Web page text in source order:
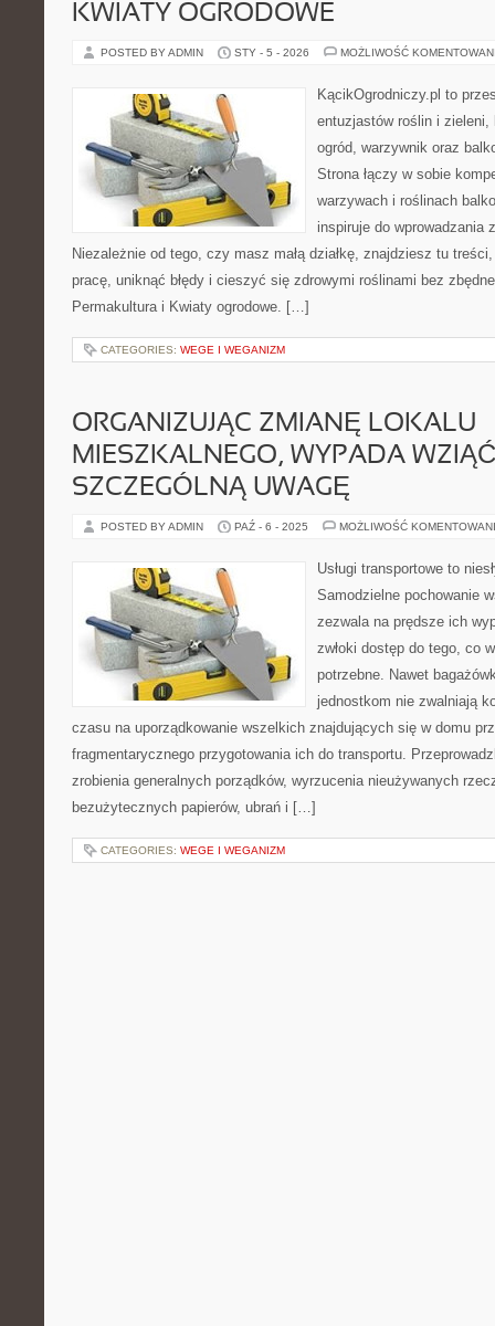
KWIATY OGRODOWE
POSTED BY ADMIN STY - 5 - 2026 MOŻLIWOŚĆ
KącikOgrodniczy.pl to
entuzjastów roślin i
ogród, warzywnik oraz
Strona łączy w sobie
warzywach i roślinach
inspiruje do wprowadzania
Niezależnie od tego, czy masz małą działkę, znajdziesz tu
pracę, uniknąć błędy i cieszyć się zdrowymi roślinami bez
Permakultura i Kwiaty ogrodowe. […]
CATEGORIES: WEGE I WEGANIZM
ORGANIZUJĄC ZMIANĘ LOKALU
MIESZKALNEGO, WYPADA
SZCZEGÓLNĄ UWAGĘ
POSTED BY ADMIN PAŹ - 6 - 2025 MOŻLIWOŚĆ
Usługi transportowe to
Samodzielne pochowanie
zezwala na prędsze ich
zwłoki dostęp do tego, co
potrzebne. Nawet
jednostkom nie zwalniają
czasu na uporządkowanie wszelkich znajdujących się w domu
fragmentarycznego przygotowania ich do transportu.
zrobienia generalnych porządków, wyrzucenia nieużywanych
bezużytecznych papierów, ubrań i […]
CATEGORIES: WEGE I WEGANIZM